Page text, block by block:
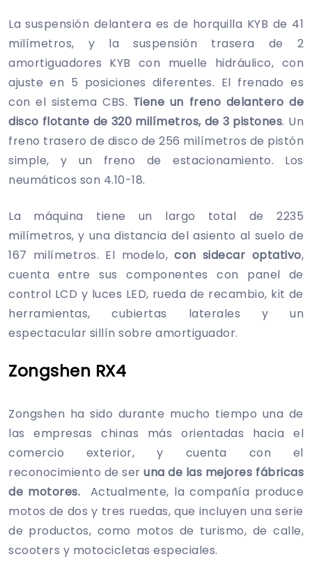
La suspensión delantera es de horquilla KYB de 41
milímetros, y la suspensión trasera de 2
amortiguadores KYB con muelle hidráulico, con
ajuste en 5 posiciones diferentes. El frenado es
con el sistema CBS. Tiene un freno delantero de
disco flotante de 320 milímetros, de 3 pistones. Un
freno trasero de disco de 256 milímetros de pistón
simple, y un freno de estacionamiento. Los
neumáticos son 4.10-18.
La máquina tiene un largo total de 2235
milímetros, y una distancia del asiento al suelo de
167 milímetros. El modelo,con sidecar optativo,
cuenta entre sus componentes con panel de
control LCD y luces LED, rueda de recambio, kit de
herramientas, cubiertas laterales y un
espectacular sillín sobre amortiguador.
Zongshen RX4
Zongshen ha sido durante mucho tiempo una de
las empresas chinas más orientadas hacia el
comercio exterior, y cuenta con el
reconocimiento de seruna de las mejores fábricas
de motores. Actualmente, la compañía produce
motos de dos y tres ruedas, que incluyen una serie
de productos, como motos de turismo, de calle,
scooters y motocicletas especiales.